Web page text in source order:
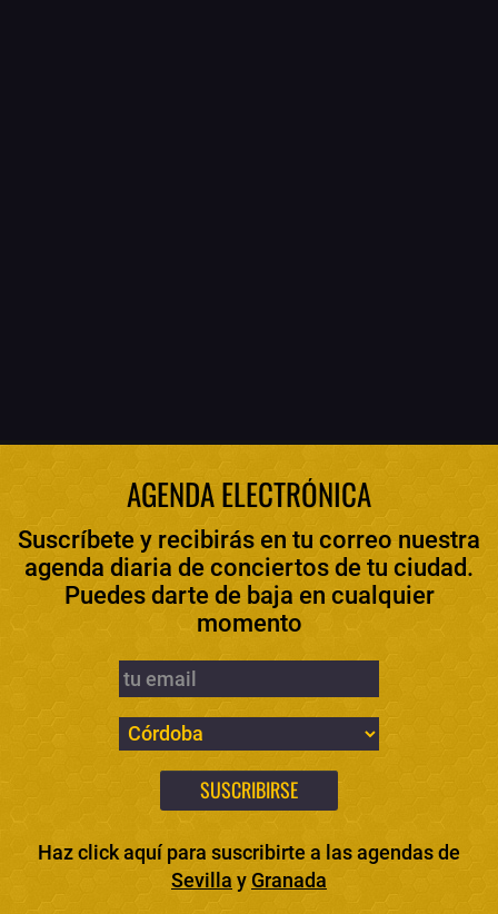
AGENDA ELECTRÓNICA
Suscríbete y recibirás en tu correo nuestra
agenda diaria de conciertos de tu ciudad.
Puedes darte de baja en cualquier
momento
Haz click aquí para suscribirte a las agendas de
Sevilla y Granada